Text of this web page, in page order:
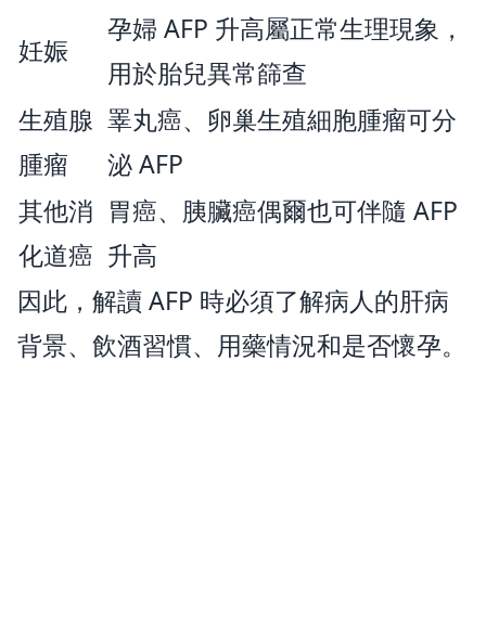
妊娠
孕婦 AFP 升高屬正常生理現象，
用於胎兒異常篩查
生殖腺
腫瘤
睪丸癌、卵巢生殖細胞腫瘤可分
泌 AFP
其他消
化道癌
胃癌、胰臟癌偶爾也可伴隨 AFP
升高
因此，解讀 AFP 時必須了解病人的肝病
背景、飲酒習慣、用藥情況和是否懷孕。